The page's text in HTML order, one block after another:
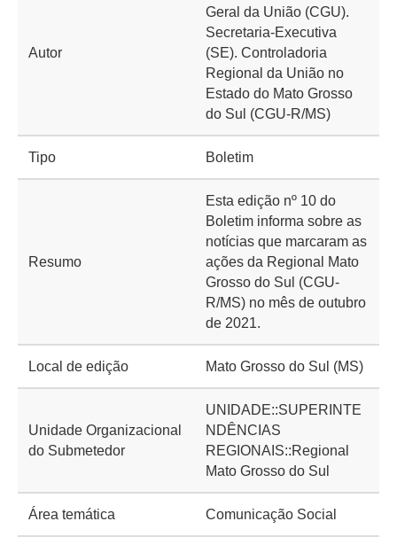
Autor
Geral da União (CGU).
Secretaria-Executiva
(SE). Controladoria
Regional da União no
Estado do Mato Grosso
do Sul (CGU-R/MS)
Tipo Boletim
Resumo
Esta edição nº 10 do
Boletim informa sobre as
notícias que marcaram as
ações da Regional Mato
Grosso do Sul (CGU-
R/MS) no mês de outubro
de 2021.
Local de edição Mato Grosso do Sul (MS)
Unidade Organizacional
do Submetedor
UNIDADE::SUPERINTE
NDÊNCIAS
REGIONAIS::Regional
Mato Grosso do Sul
Área temática Comunicação Social